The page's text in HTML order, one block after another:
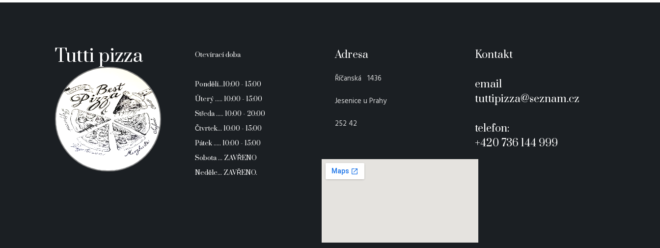
Tutti pizza Otevírací doba
Pondělí...10:00 - 15:00
Úterý ..... 10:00 - 15:00
Středa ..... 10:00 - 20:00
Čtvrtek... 10:00 - 15:00
Pátek ..... 10:00 - 15:00
Sobota ... ZAVŘENO
Neděle... ZAVŘENO.
Adresa
Říčanská 1436
Jesenice u Prahy
252 42
Kontakt
email
tuttipizza@seznam.cz
telefon:
+420 736 144 999